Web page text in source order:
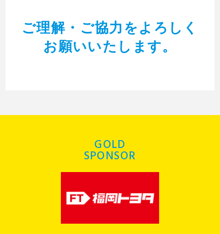
ご理解・ご協力をよろしく
お願いいたします。
GOLD
SPONSOR